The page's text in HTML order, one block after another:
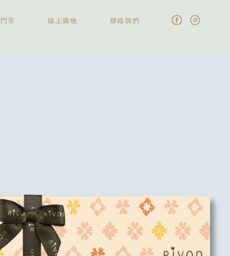
市 線上購物 聯絡我們